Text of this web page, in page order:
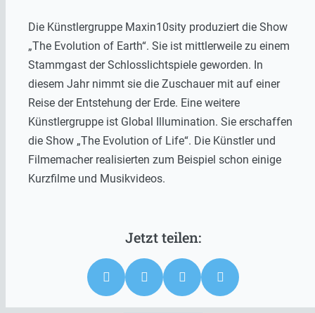
Die Künstlergruppe Maxin10sity produziert die Show
„The Evolution of Earth“. Sie ist mittlerweile zu einem
Stammgast der Schlosslichtspiele geworden. In
diesem Jahr nimmt sie die Zuschauer mit auf einer
Reise der Entstehung der Erde. Eine weitere
Künstlergruppe ist Global Illumination. Sie erschaffen
die Show „The Evolution of Life“. Die Künstler und
Filmemacher realisierten zum Beispiel schon einige
Kurzfilme und Musikvideos.